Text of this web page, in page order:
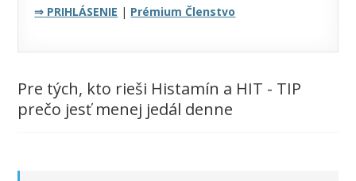
⇒ PRIHLÁSENIE | Prémium Členstvo
Pre tých, kto rieši Histamín a HIT - TIP
prečo jesť menej jedál denne